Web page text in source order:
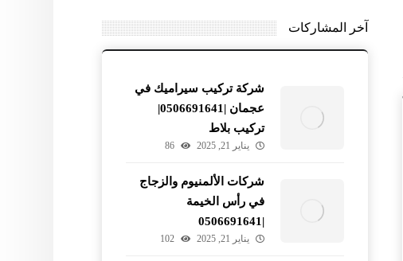
آخر المشاركات
شركة تركيب سيراميك في
عجمان |0506691641|
تركيب بلاط
يناير 21, 2025 86
شركات الألمنيوم والزجاج
في رأس الخيمة
|0506691641
يناير 21, 2025 102